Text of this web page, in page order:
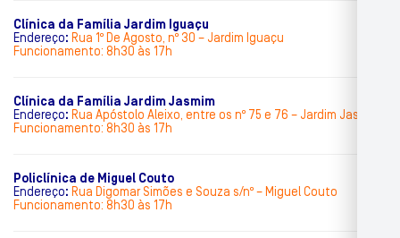
Clínica da Família Jardim Iguaçu
Endereço: Rua 1º De Agosto, nº 30 – Jardim Iguaçu
Funcionamento: 8h30 às 17h
Clínica da Família Jardim Jasmim
Endereço: Rua Apóstolo Aleixo, entre os nº 75 e 76 – Jardim Jasmim
Funcionamento: 8h30 às 17h
Policlínica de Miguel Couto
Endereço: Rua Digomar Simões e Souza s/nº – Miguel Couto
Funcionamento: 8h30 às 17h